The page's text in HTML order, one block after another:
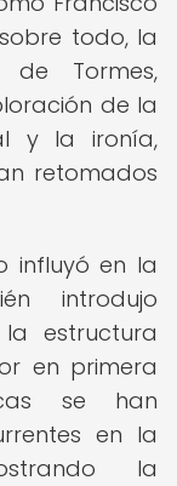
todo, la
Tormes,
de la
y la ironía,
retomados
influyó en la
introdujo
estructura
en primera
se han
en la
la